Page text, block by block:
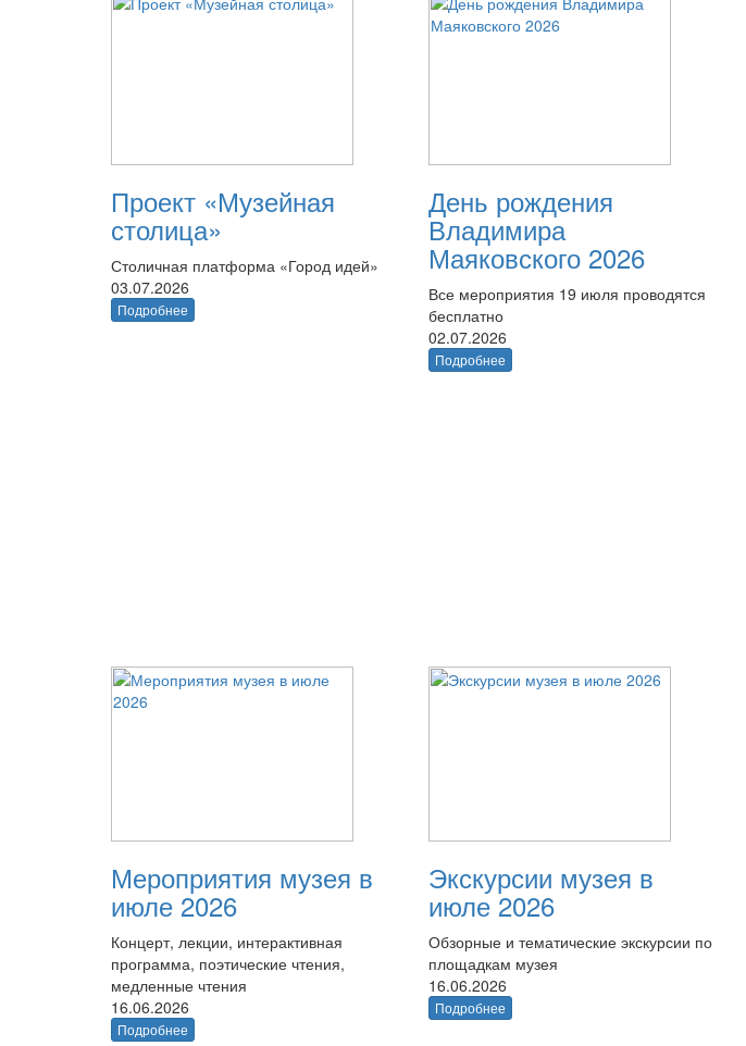
Проект «Музейная
столица»
Столичная платформа «Город идей»
03.07.2026
Подробнее
День рождения
Владимира
Маяковского 2026
Все мероприятия 19 июля проводятся
бесплатно
02.07.2026
Подробнее
Мероприятия музея в
июле 2026
Концерт, лекции, интерактивная
программа, поэтические чтения,
медленные чтения
16.06.2026
Подробнее
Экскурсии музея в
июле 2026
Обзорные и тематические экскурсии по
площадкам музея
16.06.2026
Подробнее